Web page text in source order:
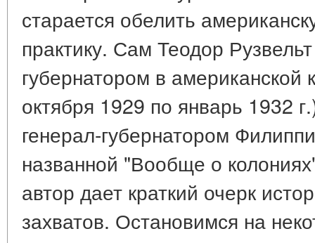
старается обелить
практику. Сам Теодор
губернатором в американской
октября 1929 по январь 1932
генерал-губернатором
названной "Вообще о
автор дает краткий очерк
захватов. Остановимся на